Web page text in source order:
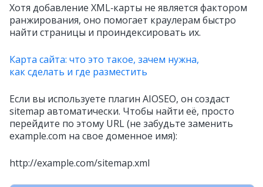
Хотя добавление XML‑карты не является фактором
ранжирования, оно помогает краулерам быстро
найти страницы и проиндексировать их.
Карта сайта: что это такое, зачем нужна,
как сделать и где разместить
Если вы используете плагин AIOSEO, он создаст
sitemap автоматически. Чтобы найти её, просто
перейдите по этому URL (не забудьте заменить
example.com на свое доменное имя):
http://example.com/sitemap.xml